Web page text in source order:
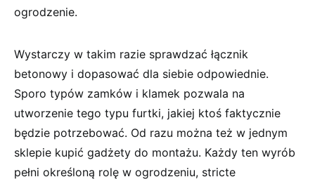
ogrodzenie.
Wystarczy w takim razie sprawdzać łącznik
betonowy i dopasować dla siebie odpowiednie.
Sporo typów zamków i klamek pozwala na
utworzenie tego typu furtki, jakiej ktoś faktycznie
będzie potrzebować. Od razu można też w jednym
sklepie kupić gadżety do montażu. Każdy ten wyrób
pełni określoną rolę w ogrodzeniu, stricte